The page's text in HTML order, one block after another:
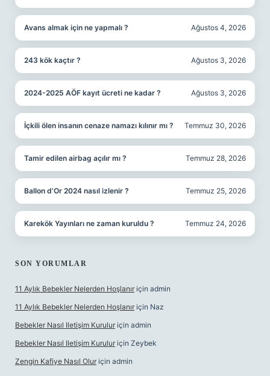
Avans almak için ne yapmalı ? Ağustos 4, 2026
243 kök kaçtır ? Ağustos 3, 2026
2024-2025 AÖF kayıt ücreti ne kadar ? Ağustos 3, 2026
İçkili ölen insanın cenaze namazı kılınır mı ? Temmuz 30, 2026
Tamir edilen airbag açılır mı ? Temmuz 28, 2026
Ballon d’Or 2024 nasıl izlenir ? Temmuz 25, 2026
Karekök Yayınları ne zaman kuruldu ? Temmuz 24, 2026
SON YORUMLAR
11 Aylık Bebekler Nelerden Hoşlanır için admin
11 Aylık Bebekler Nelerden Hoşlanır için Naz
Bebekler Nasıl Iletişim Kurulur için admin
Bebekler Nasıl Iletişim Kurulur için Zeybek
Zengin Kafiye Nasıl Olur için admin